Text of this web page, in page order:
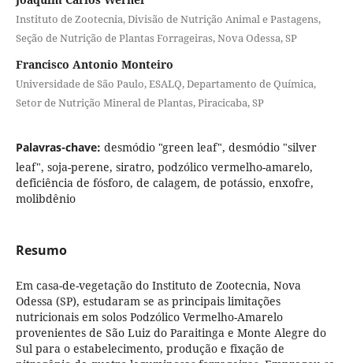
Instituto de Zootecnia, Divisão de Nutrição Animal e Pastagens,
Seção de Nutrição de Plantas Forrageiras, Nova Odessa, SP
Francisco Antonio Monteiro
Universidade de São Paulo, ESALQ, Departamento de Química,
Setor de Nutrição Mineral de Plantas, Piracicaba, SP
Palavras-chave: desmódio "green leaf", desmódio "silver
leaf", soja-perene, siratro, podzólico vermelho-amarelo,
deficiência de fósforo, de calagem, de potássio, enxofre,
molibdênio
Resumo
Em casa-de-vegetação do Instituto de Zootecnia, Nova
Odessa (SP), estudaram se as principais limitações
nutricionais em solos Podzólico Vermelho-Amarelo
provenientes de São Luiz do Paraitinga e Monte Alegre do
Sul para o estabelecimento, produção e fixação de